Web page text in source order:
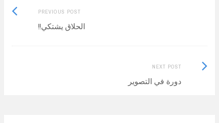
PREVIOUS POST
Previous
post:الحلاق يشتكي!!
NEXT POST
دورة في التصوير
Next
Post: